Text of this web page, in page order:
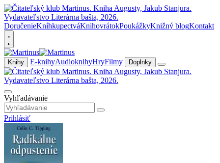
DoručenieKníhkupectváKnihovrátokPoukážkyKnižný blogKontakt
Knihy E-knihyAudioknihyHryFilmy Doplnky
Vyhľadávanie
Prihlásiť